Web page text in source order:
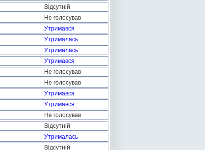
Відсутній
Не голосував
Утримався
Утрималась
Утрималась
Утримався
Не голосував
Не голосував
Утримався
Утримався
Не голосував
Відсутній
Утрималась
Відсутній